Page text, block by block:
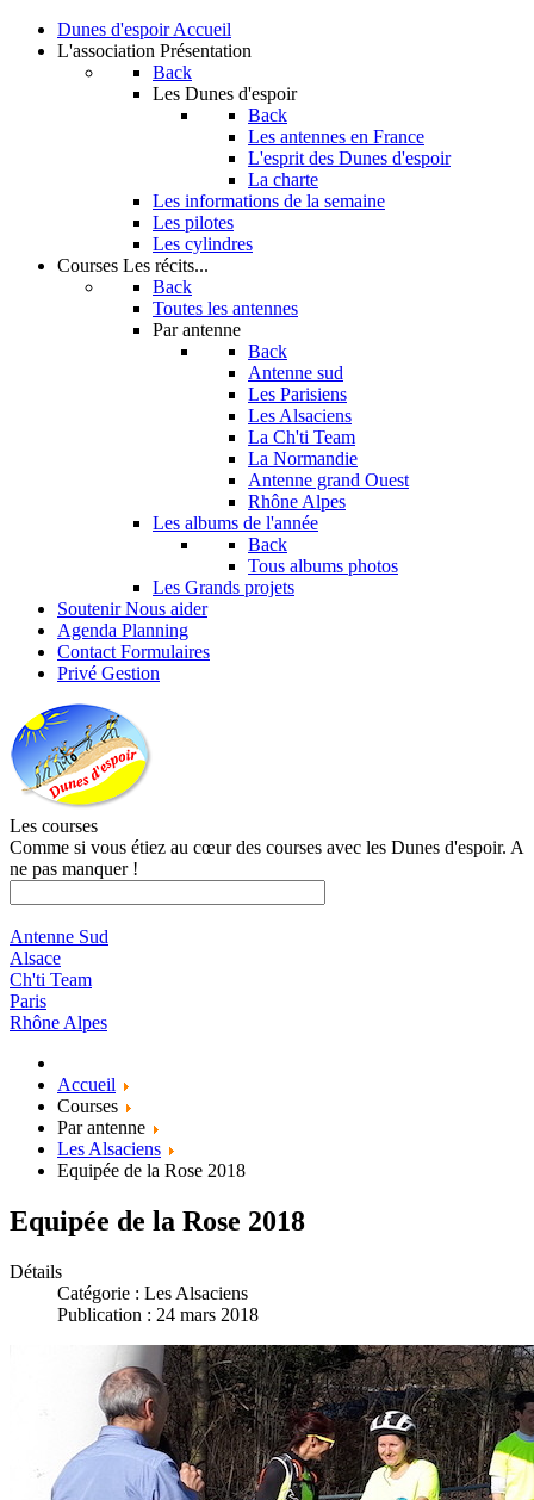
Dunes d'espoir Accueil
L'association Présentation
Back
Les Dunes d'espoir
Back
Les antennes en France
L'esprit des Dunes d'espoir
La charte
Les informations de la semaine
Les pilotes
Les cylindres
Courses Les récits...
Back
Toutes les antennes
Par antenne
Back
Antenne sud
Les Parisiens
Les Alsaciens
La Ch'ti Team
La Normandie
Antenne grand Ouest
Rhône Alpes
Les albums de l'année
Back
Tous albums photos
Les Grands projets
Soutenir Nous aider
Agenda Planning
Contact Formulaires
Privé Gestion
Les courses
Comme si vous étiez au cœur des courses avec les Dunes d'espoir. A
ne pas manquer !
Antenne Sud
Alsace
Ch'ti Team
Paris
Rhône Alpes
Accueil
Courses
Par antenne
Les Alsaciens
Equipée de la Rose 2018
Equipée de la Rose 2018
Détails
Catégorie : Les Alsaciens
Publication : 24 mars 2018